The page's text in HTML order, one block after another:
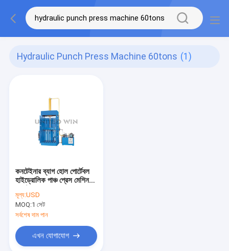
Hydraulic Punch Press Machine 60tons (1)
কনটেইনার ব্যাগ হোল পোর্টেবল
হাইড্রোলিক পাঞ্চ প্রেস মেশিন
মূল্য:USD
MOQ:1 সেট
সর্বশেষ দাম পান
এখন যোগাযোগ